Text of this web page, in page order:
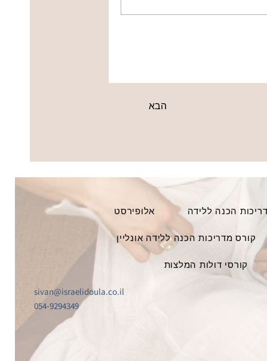
הבא
sivan@israelidoula.co.il
054-9294349
אלופירסט הכנה ללידה
קורס מדריכות הכנה ללידה אונליין
קורסי דולות המלצות